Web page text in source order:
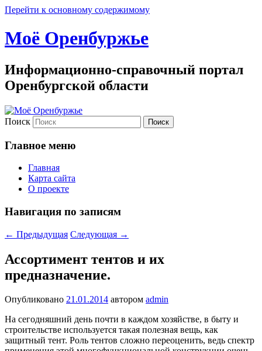
Перейти к основному содержимому
Моё Оренбуржье
Информационно-справочный портал
Оренбургской области
Поиск
Главное меню
Главная
Карта сайта
О проекте
Навигация по записям
← Предыдущая Следующая →
Ассортимент тентов и их
предназначение.
Опубликовано 21.01.2014 автором admin
На сегодняшний день почти в каждом хозяйстве, в быту и
строительстве используется такая полезная вещь, как
защитный тент. Роль тентов сложно переоценить, ведь спектр